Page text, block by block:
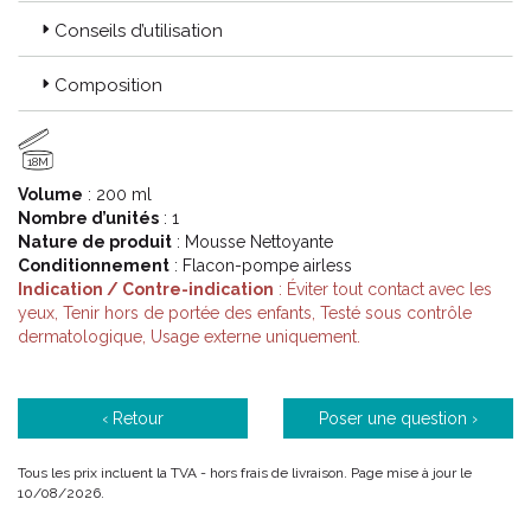
chaque femme a besoin d’ un coup d’éclat spécifique, de son
Code EAN : 3323030000732
Conseils d’utilisation
Composition
18M
Volume : 200 ml
Nombre d’unités : 1
Nature de produit : Mousse Nettoyante
Conditionnement : Flacon-pompe airless
Indication / Contre-indication : Éviter tout contact avec les
yeux, Tenir hors de portée des enfants, Testé sous contrôle
dermatologique, Usage externe uniquement.
‹ Retour Poser une question ›
Tous les prix incluent la TVA - hors frais de livraison. Page mise à jour le
10/08/2026.